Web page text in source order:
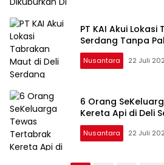
PT KAI Akui
Serdang Tanpa
Nusantara 22 Juli
6 Orang
Kereta Api di Deli
Nusantara 22 Juli